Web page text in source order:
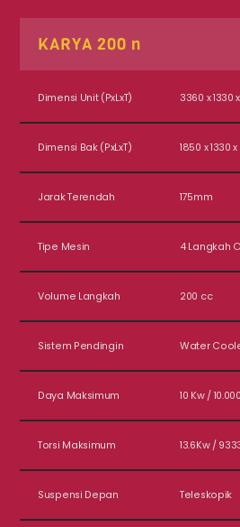
KARYA 200 n
Dimensi Unit (PxLxT) 3360 x 1330
Dimensi Bak (PxLxT) 1850 x 1330
Jarak Terendah 175mm
Tipe Mesin 4 Langkah
Volume Langkah 200 cc
Sistem Pendingin Water
Daya Maksimum 10 Kw /
Torsi Maksimum 13.6Kw /
Suspensi Depan Teleskopik